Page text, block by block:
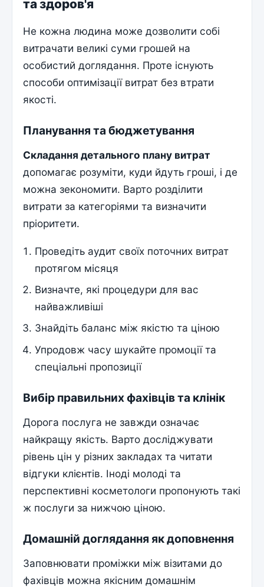
та здоров'я
Не кожна людина може дозволити собі
витрачати великі суми грошей на
особистий доглядання. Проте існують
способи оптимізації витрат без втрати
якості.
Планування та бюджетування
Складання детального плану витрат
допомагає розуміти, куди йдуть гроші, і де
можна зекономити. Варто розділити
витрати за категоріями та визначити
пріоритети.
Проведіть аудит своїх поточних витрат
протягом місяця
Визначте, які процедури для вас
найважливіші
Знайдіть баланс між якістю та ціною
Упродовж часу шукайте промоції та
спеціальні пропозиції
Вибір правильних фахівців та клінік
Дорога послуга не завжди означає
найкращу якість. Варто досліджувати
рівень цін у різних закладах та читати
відгуки клієнтів. Іноді молоді та
перспективні косметологи пропонують такі
ж послуги за нижчою ціною.
Домашній доглядання як доповнення
Заповнювати проміжки між візитами до
фахівців можна якісним домашнім